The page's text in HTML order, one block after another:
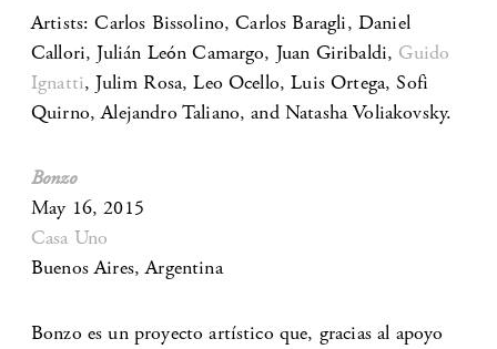
Artists: Carlos Bissolino, Carlos Baragli, Daniel
Callori, Julián León Camargo, Juan Giribaldi, Guido
Ignatti, Julim Rosa, Leo Ocello, Luis Ortega, Sofi
Quirno, Alejandro Taliano, and Natasha Voliakovsky.
Bonzo
May 16, 2015
Casa Uno
Buenos Aires, Argentina
Bonzo es un proyecto artístico que, gracias al apoyo